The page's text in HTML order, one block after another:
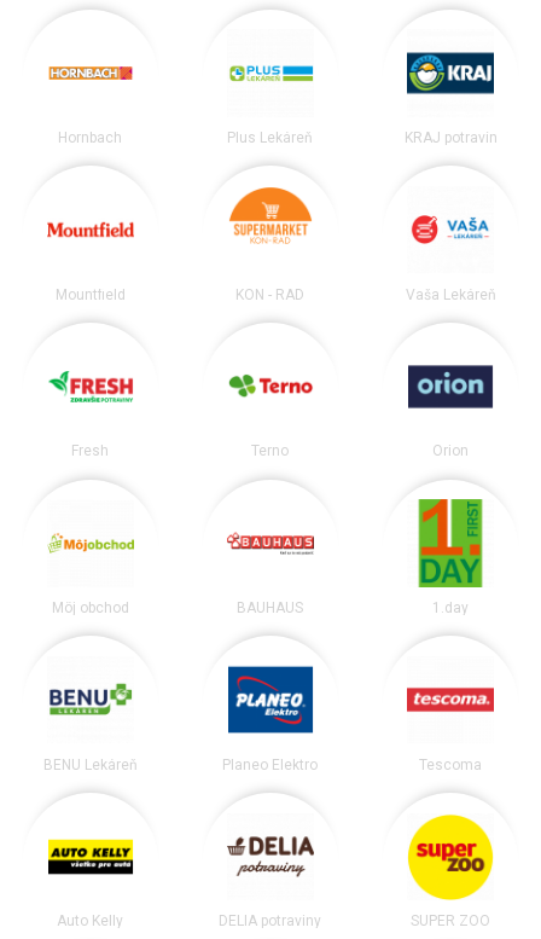
Hornbach Plus Lekáreň KRAJ potravín
Mountfield KON - RAD Vaša Lekáreň
Fresh Terno Orion
Môj obchod BAUHAUS 1.day
BENU Lekáreň Planeo Elektro Tescoma
Auto Kelly DELIA potraviny SUPER ZOO